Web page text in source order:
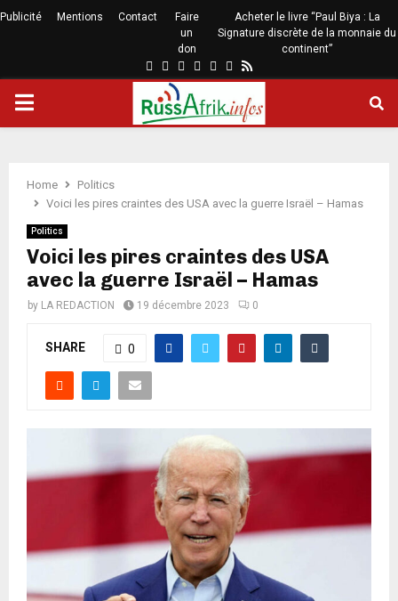
Publicité Mentions Contact
Faire
un
don
Acheter le livre “Paul Biya : La
Signature discrète de la monnaie du
continent”
Home
Politics
Voici les pires craintes des USA avec la guerre Israël – Hamas
Politics
Voici les pires craintes des USA
avec la guerre Israël – Hamas
by LA REDACTION 19 décembre 2023 0
SHARE 0